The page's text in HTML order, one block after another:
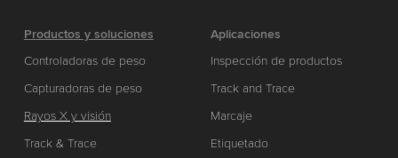
Productos y soluciones
Controladoras de peso
Capturadoras de peso
Rayos X y visión
Track & Trace
Aplicaciones
Inspección de productos
Track and Trace
Marcaje
Etiquetado